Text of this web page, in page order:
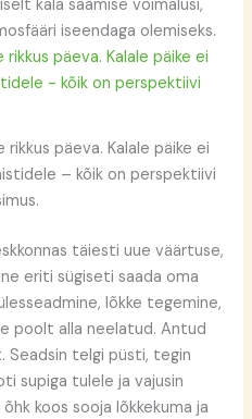
kala saamise võimalusi,
iseendaga olemiseks.
päeva. Kalale päike ei
– kõik on perspektiivi
täiesti uue väärtuse,
eriti sügiseti saada oma
lõkke tegemine,
poolt alla neelatud. Antud
Seadsin telgi püsti, tegin
supiga tulele ja vajusin
koos sooja lõkkekuma ja